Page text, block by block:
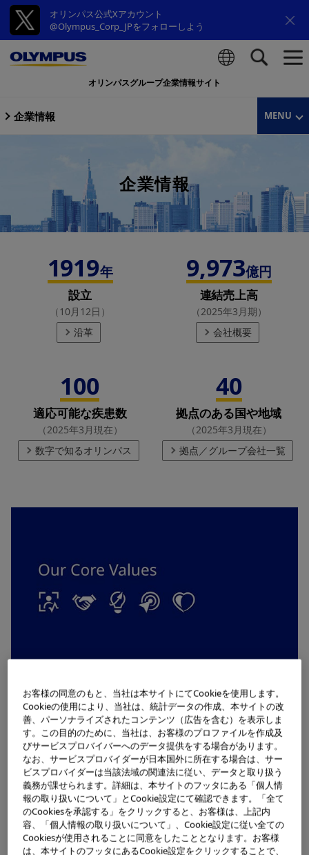
オリンパス公式Xアカウント
@Olympus_Corp_JPをフォローしよう
オリンパスグループ企業情報サイト
企業情報 MENU
企業情報
1919年
設立
（10月12日）
沿革
9,973億円
連結売上高
（2025年3月期）
会社概要
100
適応可能な疾患数
（2025年3月現在）
数字で知るオリンパス
40
拠点のある国や地域
（2025年3月現在）
拠点／グループ会社一覧
経営理念・方針
経営理念
経営戦略
オリンパスグローバル行動規範
お客様の同意のもと、当社は本サイトにてCookieを使用します。
Cookieの使用により、当社は、統計データの作成、本サイトの改
善、パーソナライズされたコンテンツ（広告を含む）を表示しま
す。この目的のために、当社は、お客様のプロファイルを作成及
びサービスプロバイバーへのデータ提供をする場合があります。
なお、サービスプロバイダーが日本国外に所在する場合は、サー
ビスプロバイダーは当該法域の関連法に従い、データと取り扱う
義務が課せられます。詳細は、本サイトのフッタにある「個人情
報の取り扱いについて」とCookie設定にて確認できます。「全て
のCookiesを承認する」をクリックすると、お客様は、上記内
容、「個人情報の取り扱いについて」、Cookie設定に従い全ての
Cookiesが使用されることに同意をしたこととなります。お客様
は、本サイトのフッタにあるCookie設定をクリックすることで、